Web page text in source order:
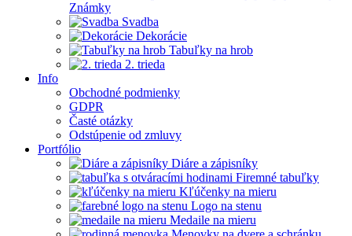
Známky
Svadba
Dekorácie
Tabuľky na hrob
2. trieda
Info
Obchodné podmienky
GDPR
Časté otázky
Odstúpenie od zmluvy
Portfólio
Diáre a zápisníky
Firemné tabuľky
Kľúčenky na mieru
Logo na stenu
Medaile na mieru